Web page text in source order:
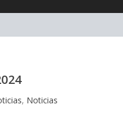
, Noticias